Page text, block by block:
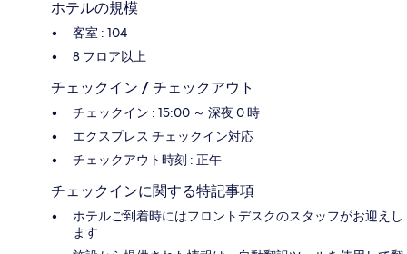
ホテルの規模
客室 : 104
8 フロア以上
チェックイン / チェックアウト
チェックイン : 15:00 ～ 深夜 0 時
エクスプレス チェックイン対応
チェックアウト時刻 : 正午
チェックインに関する特記事項
ホテルご到着時にはフロントデスクのスタッフがお迎えし
ます